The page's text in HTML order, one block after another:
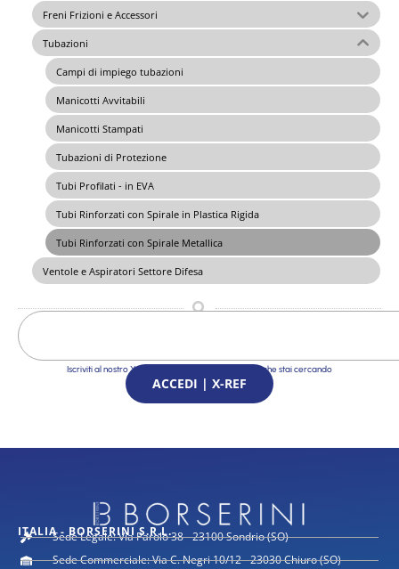
Freni Frizioni e Accessori
Tubazioni
Campi di impiego tubazioni
Manicotti Avvitabili
Manicotti Stampati
Tubazioni di Protezione
Tubi Profilati - in EVA
Tubi Rinforzati con Spirale in Plastica Rigida
Tubi Rinforzati con Spirale Metallica
Ventole e Aspiratori Settore Difesa
Iscriviti al nostro X-Ref Service e trova le Soluzioni che stai cercando
ACCEDI | X-REF
ITALIA - BORSERINI S.R.L.
Sede Legale: Via Parolo 38 - 23100 Sondrio (SO)
Sede Commerciale: Via C. Negri 10/12 - 23030 Chiuro (SO)